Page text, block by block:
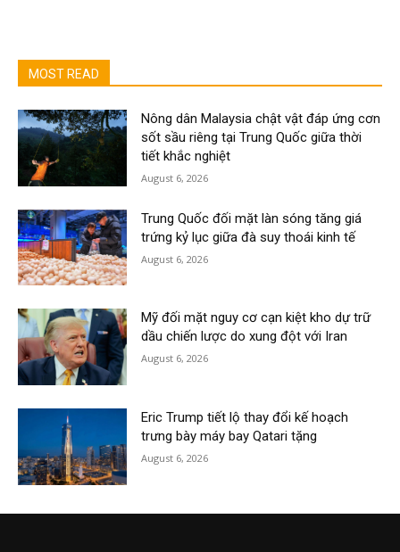
MOST READ
Nông dân Malaysia chật vật đáp ứng cơn
sốt sầu riêng tại Trung Quốc giữa thời
tiết khắc nghiệt
August 6, 2026
Trung Quốc đối mặt làn sóng tăng giá
trứng kỷ lục giữa đà suy thoái kinh tế
August 6, 2026
Mỹ đối mặt nguy cơ cạn kiệt kho dự trữ
dầu chiến lược do xung đột với Iran
August 6, 2026
Eric Trump tiết lộ thay đổi kế hoạch
trưng bày máy bay Qatari tặng
August 6, 2026